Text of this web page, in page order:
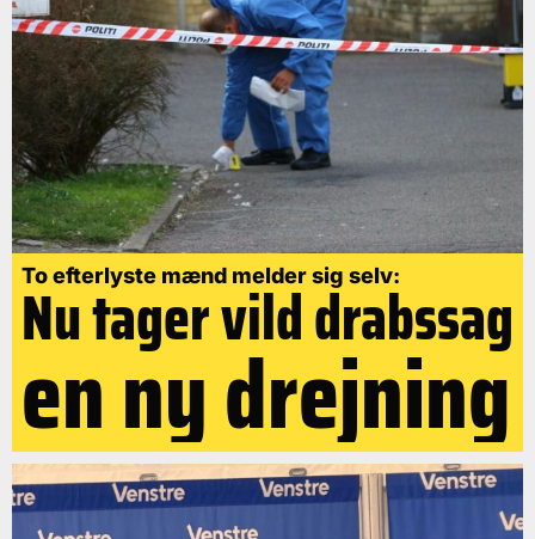
To efterlyste mænd melder sig selv:
Nu tager vild drabssag
en ny drejning